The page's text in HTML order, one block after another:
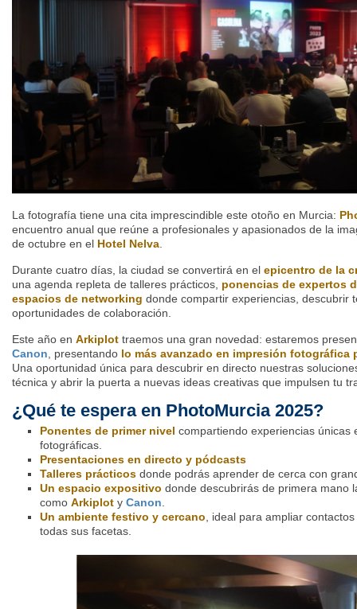
La fotografía tiene una cita imprescindible este otoño en Murcia:
encuentro anual que reúne a profesionales y apasionados de la
de octubre en el Hotel Nelva
Durante cuatro días, la ciudad se convertirá en el epicentro de la
una agenda repleta de talleres prácticos, ponencias de expertos
espacios de networking donde compartir experiencias, descubrir
oportunidades de colaboración.
Este año en Arkiplot traemos una gran novedad: estaremos
Canon , presentando lo más avanzado en impresión fotográfica
Una oportunidad única para descubrir en directo nuestras
técnica y abrir la puerta a nuevas ideas creativas que impulsen tu
¿Qué te espera en PhotoMurcia 2025?
Ponentes de primer nivel compartiendo experiencias únicas
fotográficas.
Presentaciones en directo y pódcasts
Talleres prácticos donde podrás aprender de cerca con
Un espacio expositivo donde descubrirás de primera mano
como Arkiplot y Canon
Un ambiente festivo y cercano , ideal para ampliar
todas sus facetas.